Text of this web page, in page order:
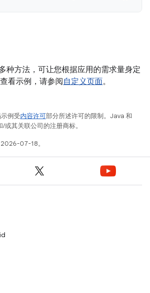
种方法，可让您根据应用的需求量身定
看示例，请参阅 自定义页面。
例受内容许可部分所述许可的限制。Java 和
其关联公司的注册商标。
07-18。